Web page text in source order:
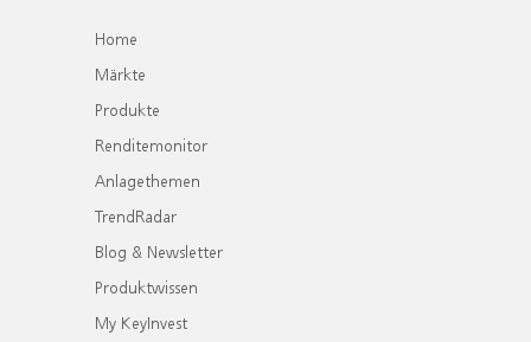
Home
Märkte
Produkte
Renditemonitor
Anlagethemen
TrendRadar
Blog & Newsletter
Produktwissen
My KeyInvest